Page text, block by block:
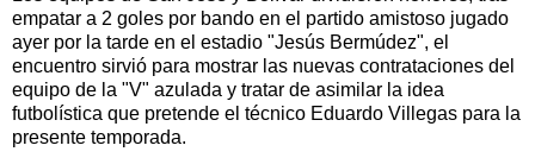
empatar a 2 goles por bando en el partido amistoso jugado
ayer por la tarde en el estadio "Jesús Bermúdez", el
encuentro sirvió para mostrar las nuevas contrataciones del
equipo de la "V" azulada y tratar de asimilar la idea
futbolística que pretende el técnico Eduardo Villegas para la
presente temporada.